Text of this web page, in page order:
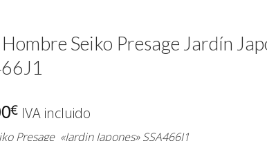
Seiko Presage Jardín
€ IVA incluido
Presage «Jardin Japones» SSA466J1